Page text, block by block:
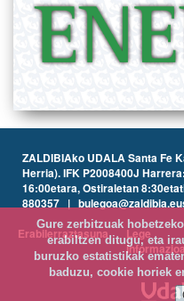
ZALDIBIAko UDALA Santa Fe
Herria). IFK P2008400J
16:00etara, Ostiraletan
880357 |
Erabilerraztasuna
Lege
Gure zerbitzuak
erabiltzen ditugu, eta
buruzko estatistikak
baduzu, cookie horiek